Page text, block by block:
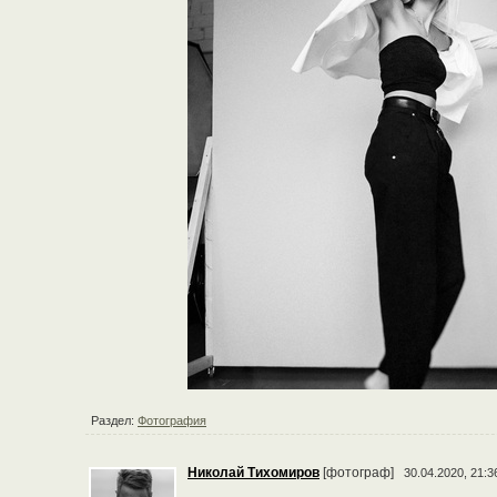
Раздел: Фотография
Николай Тихомиров [фотограф] 30.04.2020,